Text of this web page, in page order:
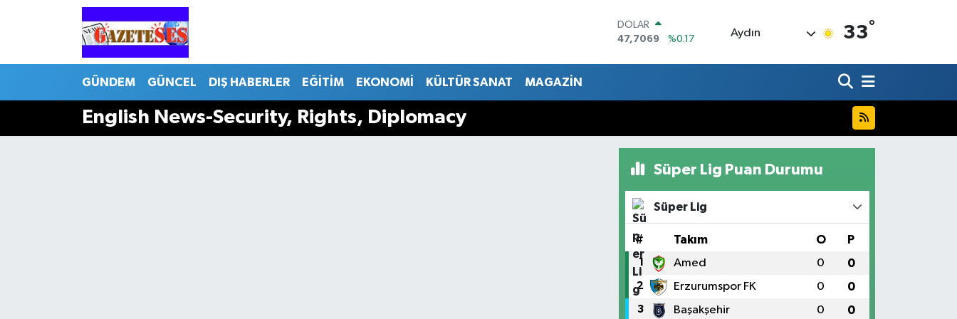
DOLAR
47,7069
%0.17
BİST100
BITCOIN
Aydın 33°
GÜNDEM GÜNCEL DIŞ HABERLER EĞİTİM EKONOMİ KÜLTÜR SANAT MAGAZİN
English News-Security, Rights, Diplomacy
Süper Lig Puan Durumu
Süper Lig
# Takım O P
1 Amed 0 0
2 Erzurumspor FK 0 0
3 Başakşehir 0 0